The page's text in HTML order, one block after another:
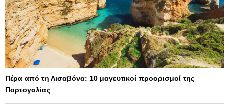
Πέρα από τη Λισαβόνα: 10 μαγευτικοί προορισμοί της
Πορτογαλίας